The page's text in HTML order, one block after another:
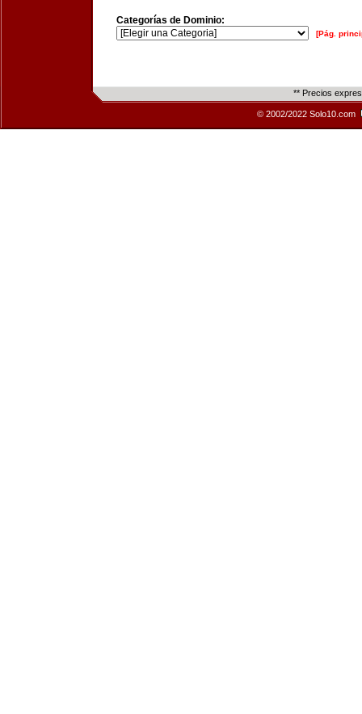
Categorías de Dominio:
[Pág.
** Precios
© 2002/2022 Solo10.com